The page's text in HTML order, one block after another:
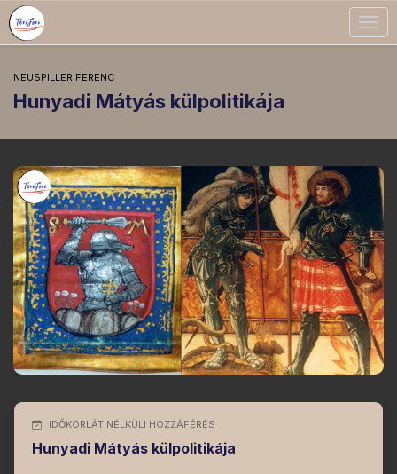
NEUSPILLER FERENC
Hunyadi Mátyás külpolitikája
IDŐKORLÁT NÉLKÜLI HOZZÁFÉRÉS
Hunyadi Mátyás külpolitikája